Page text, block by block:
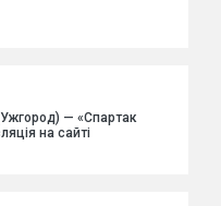
— «Спартак
на сайті